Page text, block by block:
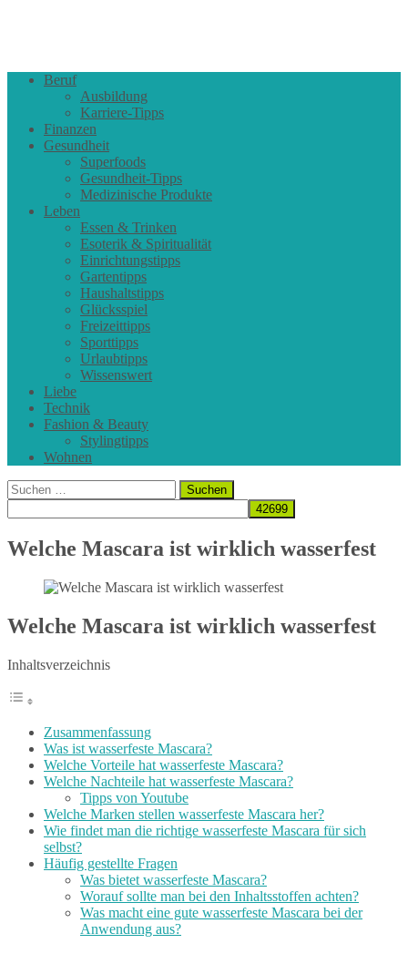
Beruf
Ausbildung
Karriere-Tipps
Finanzen
Gesundheit
Superfoods
Gesundheit-Tipps
Medizinische Produkte
Leben
Essen & Trinken
Esoterik & Spiritualität
Einrichtungstipps
Gartentipps
Haushaltstipps
Glücksspiel
Freizeittipps
Sporttipps
Urlaubtipps
Wissenswert
Liebe
Technik
Fashion & Beauty
Stylingtipps
Wohnen
Suchen
nach:
Welche Mascara ist wirklich wasserfest
Welche Mascara ist wirklich wasserfest
Inhaltsverzeichnis
Zusammenfassung
Was ist wasserfeste Mascara?
Welche Vorteile hat wasserfeste Mascara?
Welche Nachteile hat wasserfeste Mascara?
Tipps von Youtube
Welche Marken stellen wasserfeste Mascara her?
Wie findet man die richtige wasserfeste Mascara für sich
selbst?
Häufig gestellte Fragen
Was bietet wasserfeste Mascara?
Worauf sollte man bei den Inhaltsstoffen achten?
Was macht eine gute wasserfeste Mascara bei der
Anwendung aus?